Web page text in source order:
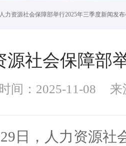
人力资源社会保障部举行2025年三季度新闻发
源社会保障部
间：2025-11-08 来
，人力资源社